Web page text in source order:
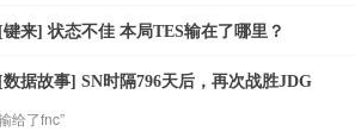
[键来] 状态不佳 本局TES输在了哪里？
[数据故事] SN时隔796天后，再次战胜JDG
给了fnc”